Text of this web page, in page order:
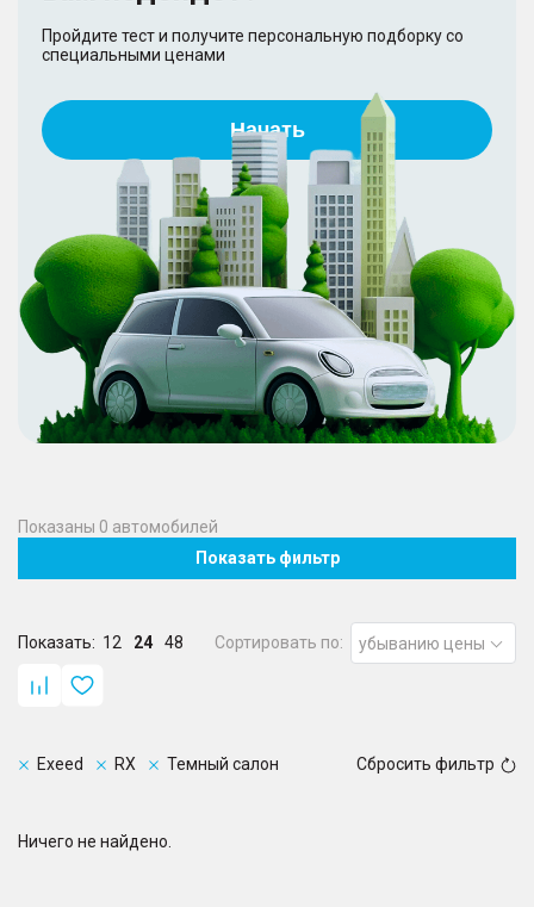
Пройдите тест и получите персональную подборку со
специальными ценами
Начать
Показаны 0 автомобилей
Показать фильтр
Показать: 12 24 48 Сортировать по: убыванию цены
Exeed RX Темный салон Сбросить фильтр
Ничего не найдено.